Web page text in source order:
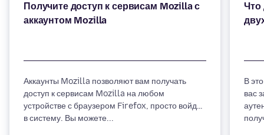
Получите доступ к сервисам Mozilla с
Аккаунты Mozilla позволяют вам получать
доступ к сервисам Mozilla на любом
устройстве с браузером Firefox, просто войдя
в систему. Вы можете...
Что
В
вас